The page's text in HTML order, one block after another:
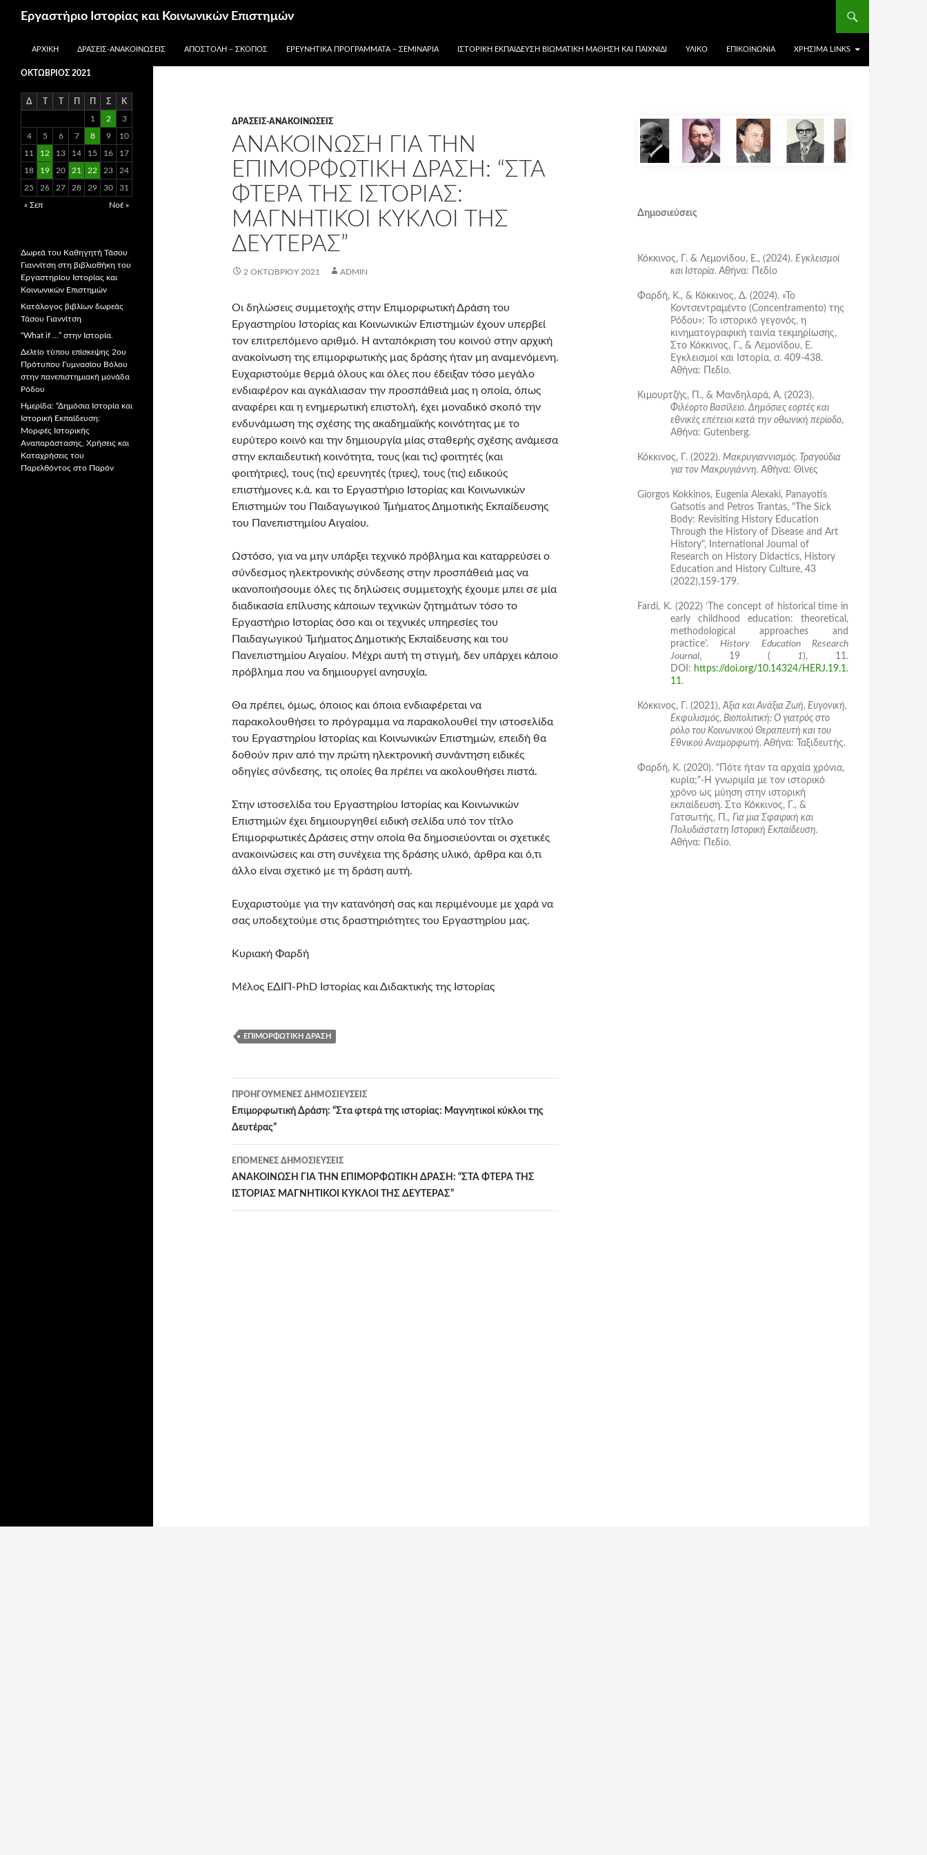
Εργαστήριο Ιστορίας και Κοινωνικών Επιστημών
ΑΡΧΙΚΉ ΔΡΆΣΕΙΣ-ΑΝΑΚΟΙΝΏΣΕΙΣ ΑΠΟΣΤΟΛΉ – ΣΚΟΠΌΣ ΕΡΕΥΝΗΤΙΚΆ ΠΡΟΓΡΆΜΜΑΤΑ – ΣΕΜΙΝΆΡΙΑ ΙΣΤΟΡΙΚΉ ΕΚΠΑΊΔΕΥΣΗ ΒΙΩΜΑΤΙΚΉ ΜΆΘΗΣΗ ΚΑΙ ΠΑΙΧΝΊΔΙ ΥΛΙΚΌ ΕΠΙΚΟΙΝΩΝΊΑ ΧΡΉΣΙΜΑ LINKS
ΔΡΆΣΕΙΣ-ΑΝΑΚΟΙΝΏΣΕΙΣ
ΑΝΑΚΟΊΝΩΣΗ ΓΙΑ ΤΗΝ
ΕΠΙΜΟΡΦΩΤΙΚΉ ΔΡΆΣΗ: “ΣΤΑ
ΦΤΕΡΆ ΤΗΣ ΙΣΤΟΡΊΑΣ:
ΜΑΓΝΗΤΙΚΟΊ ΚΎΚΛΟΙ ΤΗΣ
ΔΕΥΤΈΡΑΣ”
2 ΟΚΤΩΒΡΊΟΥ 2021 ADMIN
Οι δηλώσεις συμμετοχής στην Επιμορφωτική Δράση του
Εργαστηρίου Ιστορίας και Κοινωνικών Επιστημών έχουν υπερβεί
τον επιτρεπόμενο αριθμό. Η ανταπόκριση του κοινού στην αρχική
ανακοίνωση της επιμορφωτικής μας δράσης ήταν μη αναμενόμενη.
Ευχαριστούμε θερμά όλους και όλες που έδειξαν τόσο μεγάλο
ενδιαφέρον και αγκάλιασαν την προσπάθειά μας η οποία, όπως
αναφέρει και η ενημερωτική επιστολή, έχει μοναδικό σκοπό την
ενδυνάμωση της σχέσης της ακαδημαϊκής κοινότητας με το
ευρύτερο κοινό και την δημιουργία μίας σταθερής σχέσης ανάμεσα
στην εκπαιδευτική κοινότητα, τους (και τις) φοιτητές (και
φοιτήτριες), τους (τις) ερευνητές (τριες), τους (τις) ειδικούς
επιστήμονες κ.ά. και το Εργαστήριο Ιστορίας και Κοινωνικών
Επιστημών του Παιδαγωγικού Τμήματος Δημοτικής Εκπαίδευσης
του Πανεπιστημίου Αιγαίου.
Ωστόσο, για να μην υπάρξει τεχνικό πρόβλημα και καταρρεύσει ο
σύνδεσμος ηλεκτρονικής σύνδεσης στην προσπάθειά μας να
ικανοποιήσουμε όλες τις δηλώσεις συμμετοχής έχουμε μπει σε μία
διαδικασία επίλυσης κάποιων τεχνικών ζητημάτων τόσο το
Εργαστήριο Ιστορίας όσο και οι τεχνικές υπηρεσίες του
Παιδαγωγικού Τμήματος Δημοτικής Εκπαίδευσης και του
Πανεπιστημίου Αιγαίου. Μέχρι αυτή τη στιγμή, δεν υπάρχει κάποιο
πρόβλημα που να δημιουργεί ανησυχία.
Θα πρέπει, όμως, όποιος και όποια ενδιαφέρεται να
παρακολουθήσει το πρόγραμμα να παρακολουθεί την ιστοσελίδα
του Εργαστηρίου Ιστορίας και Κοινωνικών Επιστημών, επειδή θα
δοθούν πριν από την πρώτη ηλεκτρονική συνάντηση ειδικές
οδηγίες σύνδεσης, τις οποίες θα πρέπει να ακολουθήσει πιστά.
Στην ιστοσελίδα του Εργαστηρίου Ιστορίας και Κοινωνικών
Επιστημών έχει δημιουργηθεί ειδική σελίδα υπό τον τίτλο
Επιμορφωτικές Δράσεις στην οποία θα δημοσιεύονται οι σχετικές
ανακοινώσεις και στη συνέχεια της δράσης υλικό, άρθρα και ό,τι
άλλο είναι σχετικό με τη δράση αυτή.
Ευχαριστούμε για την κατανόησή σας και περιμένουμε με χαρά να
σας υποδεχτούμε στις δραστηριότητες του Εργαστηρίου μας.
Κυριακή Φαρδή
Μέλος ΕΔΙΠ-PhD Ιστορίας και Διδακτικής της Ιστορίας
ΕΠΙΜΟΡΦΩΤΙΚΉ ΔΡΆΣΗ
Πλοήγηση
άρθρων
ΠΡΟΗΓΟΎΜΕΝΕΣ ΔΗΜΟΣΙΕΎΣΕΙΣ
Επιμορφωτική Δράση: “Στα φτερά της ιστορίας: Μαγνητικοί κύκλοι της
Δευτέρας”
ΕΠΌΜΕΝΕΣ ΔΗΜΟΣΙΕΎΣΕΙΣ
ΑΝΑΚΟΙΝΩΣΗ ΓΙΑ ΤΗΝ ΕΠΙΜΟΡΦΩΤΙΚΗ ΔΡΑΣΗ: “ΣΤΑ ΦΤΕΡΑ ΤΗΣ
ΙΣΤΟΡΙΑΣ ΜΑΓΝΗΤΙΚΟΙ ΚΥΚΛΟΙ ΤΗΣ ΔΕΥΤΕΡΑΣ”
Δημοσιεύσεις
Κόκκινος, Γ. & Λεμονίδου, Ε., (2024). Εγκλεισμοί
και Ιστορία. Αθήνα: Πεδίο
Φαρδή, Κ., & Κόκκινος, Δ. (2024). «Το
Κοντσεντραμέντο (Concentramento) της
Ρόδου»: Το ιστορικό γεγονός, η
κινηματογραφική ταινία τεκμηρίωσης,
Στο Κόκκινος, Γ., & Λεμονίδου, Ε.
Εγκλεισμοί και Ιστορία, σ. 409-438.
Αθήνα: Πεδίο.
Κιμουρτζής, Π., & Μανδηλαρά, Α. (2023).
Φιλέορτο Βασίλειο. Δημόσιες εορτές και
εθνικές επέτειοι κατά την οθωνική περίοδο,
Αθήνα: Gutenberg.
Κόκκινος, Γ. (2022). Μακρυγιαννισμός. Τραγούδια
για τον Μακρυγιάννη. Αθήνα: Θίνες
Giorgos Kokkinos, Eugenia Alexaki, Panayotis
Gatsotis and Petros Trantas, "The Sick
Body: Revisiting History Education
Through the History of Disease and Art
History", International Journal of
Research on History Didactics, History
Education and History Culture, 43
(2022),159-179.
Fardi, K. (2022) ‘The concept of historical time in
early childhood education: theoretical,
methodological approaches and
practice’.History Education Research
Journal, 19 ( 1), 11.
DOI: https://doi.org/10.14324/HERJ.19.1.
11.
Κόκκινος, Γ. (2021),Άξια και Ανάξια Ζωή, Ευγονική,
Εκφυλισμός, Βιοπολιτική: Ο γιατρός στο
ρόλο του Κοινωνικού Θεραπευτή και του
Εθνικού Αναμορφωτή. Αθήνα: Ταξιδευτής.
Φαρδή, Κ. (2020). "Πότε ήταν τα αρχαία χρόνια,
κυρία;"-Η γνωριμία με τον ιστορικό
χρόνο ως μύηση στην ιστορική
εκπαίδευση. Στο Κόκκινος, Γ., &
Γατσωτής, Π., Για μια Σφαιρική και
Πολυδιάστατη Ιστορική Εκπαίδευση.
Αθήνα: Πεδίο.
ΟΚΤΏΒΡΙΟΣ 2021
Δ Τ Τ Π Π Σ Κ
1 2 3
4 5 6 7 8 9 10
11 12 13 14 15 16 17
18 19 20 21 22 23 24
25 26 27 28 29 30 31
« Σεπ Νοέ »
Δωρεά του Καθηγητή Τάσου
Γιαννίτση στη βιβλιοθήκη του
Εργαστηρίου Ιστορίας και
Κοινωνικών Επιστημών
Κατάλογος βιβλίων δωρεάς
Τάσου Γιαννίτση
“What if …” στην Ιστορία.
Δελτίο τύπου επίσκεψης 2ου
Πρότυπου Γυμνασίου Βόλου
στην πανεπιστημιακή μονάδα
Ρόδου
Ημερίδα: “Δημόσια Ιστορία και
Ιστορική Εκπαίδευση:
Μορφές Ιστορικής
Αναπαράστασης, Χρήσεις και
Καταχρήσεις του
Παρελθόντος στο Παρόν